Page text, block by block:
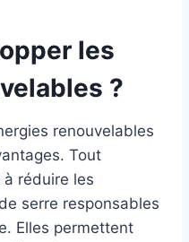
les
?
renouvelables
Tout
à réduire les
serre responsables
Elles permettent